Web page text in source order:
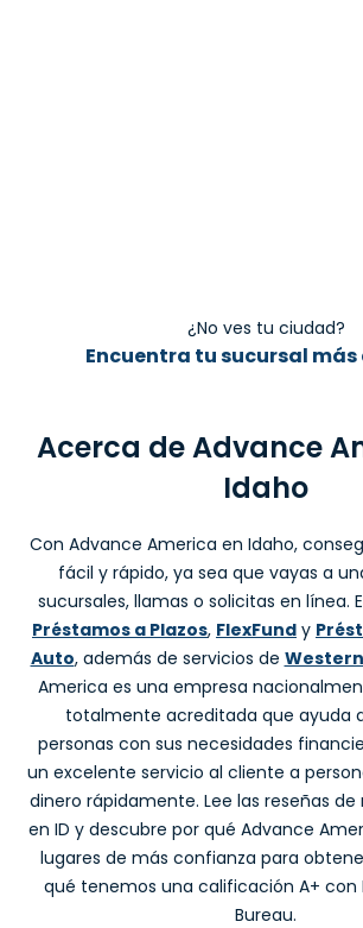
¿No ves tu ciudad?
Encuentra tu sucursal
Acerca de Advance
Idaho
Con Advance America en Idaho,
fácil y rápido, ya sea que vayas a
sucursales, llamas o solicitas en línea.
Préstamos a Plazos, FlexFund y
Auto, además de servicios de
America es una empresa
totalmente acreditada que ayuda
personas con sus necesidades
un excelente servicio al cliente a
dinero rápidamente. Lee las reseñas
en ID y descubre por qué Advance
lugares de más confianza para
qué tenemos una calificación A+ con
Bureau.